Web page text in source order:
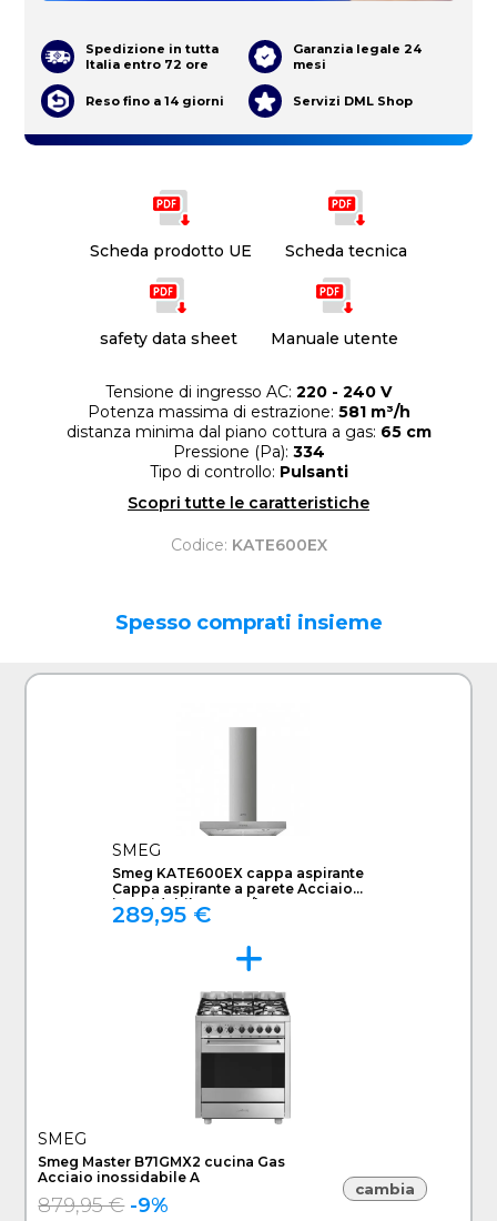
Scheda prodotto UE Scheda tecnica
safety data sheet Manuale utente
Tensione di ingresso AC: 220 - 240 V
Potenza massima di estrazione: 581 m³/h
distanza minima dal piano cottura a gas: 65 cm
Pressione (Pa): 334
Tipo di controllo: Pulsanti
Scopri tutte le caratteristiche
Codice: KATE600EX
Spedizione in tutta
Italia entro 72 ore
Garanzia legale 24
mesi
Reso fino a 14 giorni Servizi DML Shop
Spesso comprati insieme
SMEG
Smeg KATE600EX cappa aspirante
Cappa aspirante a parete Acciaio
inossidabile 581 m³/h C
289,95 €
SMEG
Smeg Master B71GMX2 cucina Gas
Acciaio inossidabile A
879,95 € -9%
cambia